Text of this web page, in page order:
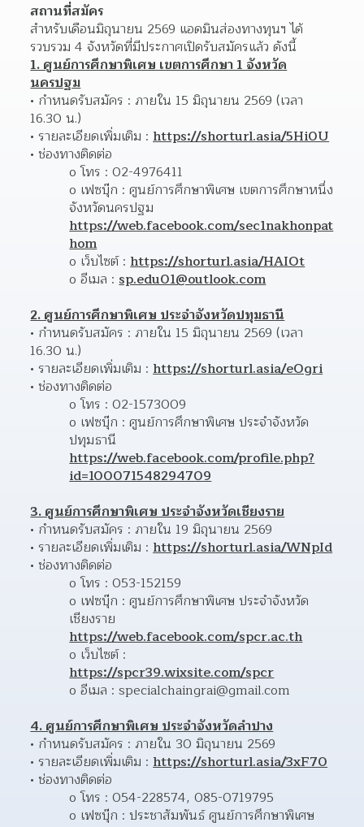
สถานที่สมัคร
สำหรับเดือนมิถุนายน 2569 แอดมินส่องทางทุนฯ ได้
รวบรวม 4 จังหวัดที่มีประกาศเปิดรับสมัครแล้ว ดังนี้
1. ศูนย์การศึกษาพิเศษ เขตการศึกษา 1 จังหวัด
นครปฐม
กำหนดรับสมัคร : ภายใน 15 มิถุนายน 2569 (เวลา
16.30 น.)
รายละเอียดเพิ่มเติม : https://shorturl.asia/5Hi0U
ช่องทางติดต่อ
o โทร : 02-4976411
o เฟซบุ๊ก : ศูนย์การศึกษาพิเศษ เขตการศึกษาหนึ่ง
https://web.facebook.com/sec1nakhonpat
hom
o เว็บไซต์ : https://shorturl.asia/HAIOt
o อีเมล : sp.edu01@outlook.com
2. ศูนย์การศึกษาพิเศษ ประจำจังหวัดปทุมธานี
กำหนดรับสมัคร : ภายใน 15 มิถุนายน 2569 (เวลา
16.30 น.)
รายละเอียดเพิ่มเติม : https://shorturl.asia/eOgri
ช่องทางติดต่อ
o โทร : 02-1573009
o เฟซบุ๊ก : ศูนย์การศึกษาพิเศษ ประจำจังหวัด
https://web.facebook.com/profile.php?
id=100071548294709
3. ศูนย์การศึกษาพิเศษ ประจำจังหวัดเชียงราย
กำหนดรับสมัคร : ภายใน 19 มิถุนายน 2569
รายละเอียดเพิ่มเติม : https://shorturl.asia/WNpId
ช่องทางติดต่อ
o โทร : 053-152159
o เฟซบุ๊ก : ศูนย์การศึกษาพิเศษ ประจำจังหวัด
https://web.facebook.com/spcr.ac.th
https://spcr39.wixsite.com/spcr
o อีเมล : specialchaingrai@gmail.com
4. ศูนย์การศึกษาพิเศษ ประจำจังหวัดลำปาง
กำหนดรับสมัคร : ภายใน 30 มิถุนายน 2569
รายละเอียดเพิ่มเติม : https://shorturl.asia/3xF70
ช่องทางติดต่อ
o โทร : 054-228574, 085-0719795
o เฟซบุ๊ก : ประชาสัมพันธ์ ศูนย์การศึกษาพิเศษ